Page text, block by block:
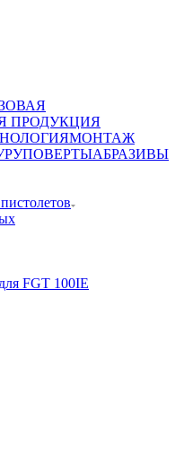
ПРОДУКЦИЯ
МОНТАЖ
АБРАЗИВЫ
FGT 100IE